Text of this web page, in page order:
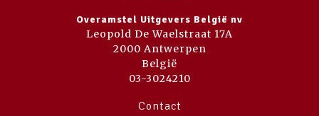
Overamstel Uitgevers België nv
Leopold De Waelstraat 17A
2000 Antwerpen
België
03-3024210
Contact